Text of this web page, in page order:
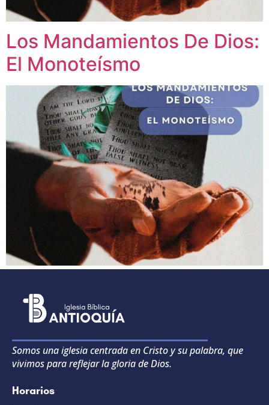
Los Mandamientos De Dios:
El Monoteísmo
Somos una iglesia centrada en Cristo y su palabra, que
vivimos para reflejar la gloria de Dios.
Horarios